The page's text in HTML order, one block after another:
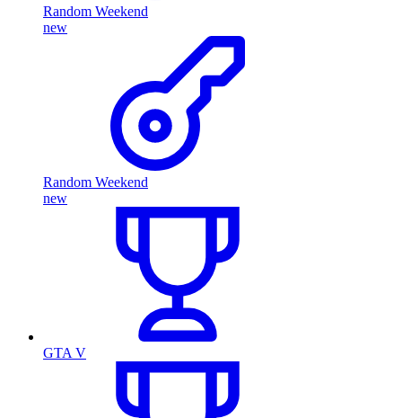
Random Weekend
new
Random Weekend
new
GTA V